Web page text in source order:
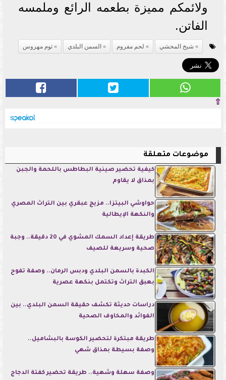
ولائمكم مميزة بطعمه الرائع وملمسه
الفاتن.
شيخ المحشي لحم مفروم السمن البلدي ثوم مهروس
⇧
موضوعات متعلقة
كيفية تحضير صينية البطاطس باللحمة والجبن
بمذاق لا يقاوم
حواوشي البيتزا.. مزيج عبقري بين التراث المصري
والنكهة الإيطالية
طريقة إعداد السمك المشوي في 20 دقيقة.. وجبة
صحية وسريعة للصيف
الكبدة بالسمن البلدي ودبس الرمان.. وصفة تفوح
بعبق التراث وتكتمل بنكهة عصرية
دراسات حديثة تكشف حقيقة السمن البلدي.. بين
الفوائد والمخاوف الصحية
طريقة مبتكرة لتحضير الكوسة بالبشاميل..
وصفة بسيطة بمذاق شهي
وصفة سهلة وشهية.. طريقة تحضير كفتة الدجاج